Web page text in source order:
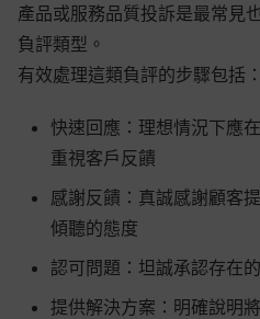
產品或服務品質投訴是最常見
負評類型。
有效處理這類負評的步驟包括：
快速回應：理想情況下應
重視客戶反饋
感謝反饋：真誠感謝顧客
傾聽的態度
認可問題：坦誠承認存在
提供解決方案：明確說明